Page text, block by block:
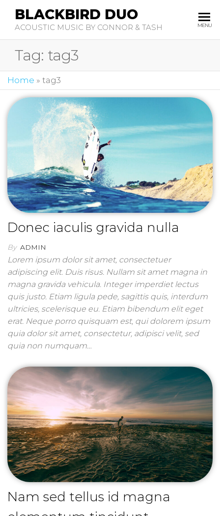
BLACKBIRD DUO
ACOUSTIC MUSIC BY CONNOR & TASH MENU
Tag: tag3
Home » tag3
Donec iaculis gravida nulla
By ADMIN
Lorem ipsum dolor sit amet, consectetuer
adipiscing elit. Duis risus. Nullam sit amet magna in
magna gravida vehicula. Integer imperdiet lectus
quis justo. Etiam ligula pede, sagittis quis, interdum
ultricies, scelerisque eu. Etiam bibendum elit eget
erat. Neque porro quisquam est, qui dolorem ipsum
quia dolor sit amet, consectetur, adipisci velit, sed
quia non numquam…
Nam sed tellus id magna